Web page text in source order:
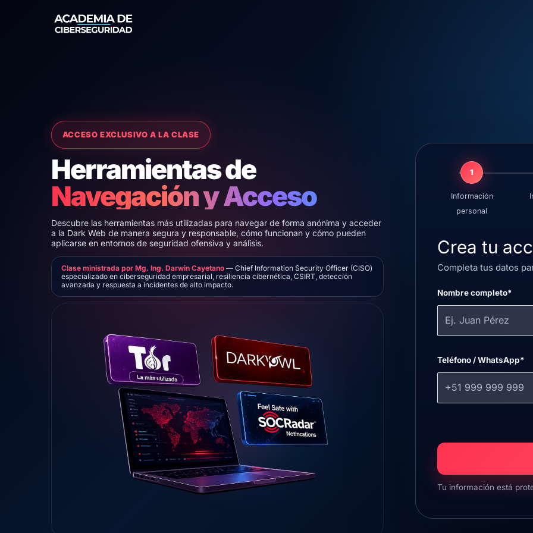
ACCESO EXCLUSIVO A LA CLASE
Herramientas de
Navegación y Acceso
Descubre las herramientas más utilizadas para navegar de forma anónima y acceder
a la Dark Web de manera segura y responsable, cómo funcionan y cómo pueden
aplicarse en entornos de seguridad ofensiva y análisis.
Clase ministrada por Mg. Ing. Darwin Cayetano— Chief Information Security Officer (CISO)
especializado en ciberseguridad empresarial, resiliencia cibernética, CSIRT, detección
avanzada y respuesta a incidentes de alto impacto.
1
Información
personal
Crea tu
Completa tus datos
Nombre completo*
Teléfono / WhatsApp*
Tu información está